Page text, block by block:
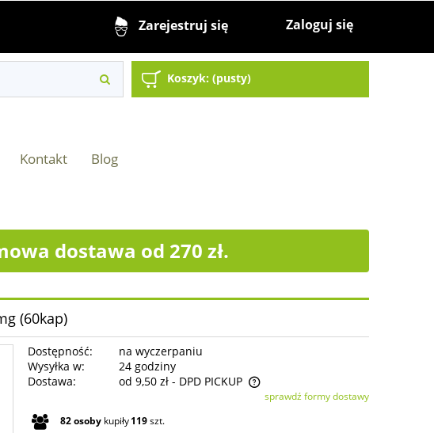
Zarejestruj się Zaloguj się
Koszyk: (pusty)
Kontakt Blog
dostawa od 270 zł.
(60kap)
Dostępność:
na wyczerpaniu
Wysyłka w:
24 godziny
Dostawa:
od 9,50 zł - DPD PICKUP
Cena nie zawiera ewentualnych kosztów
sprawdź formy dostawy
82osoby kupiły119szt.